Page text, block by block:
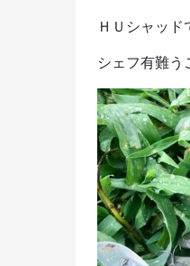
ＨＵシャッド
シェフ有難う